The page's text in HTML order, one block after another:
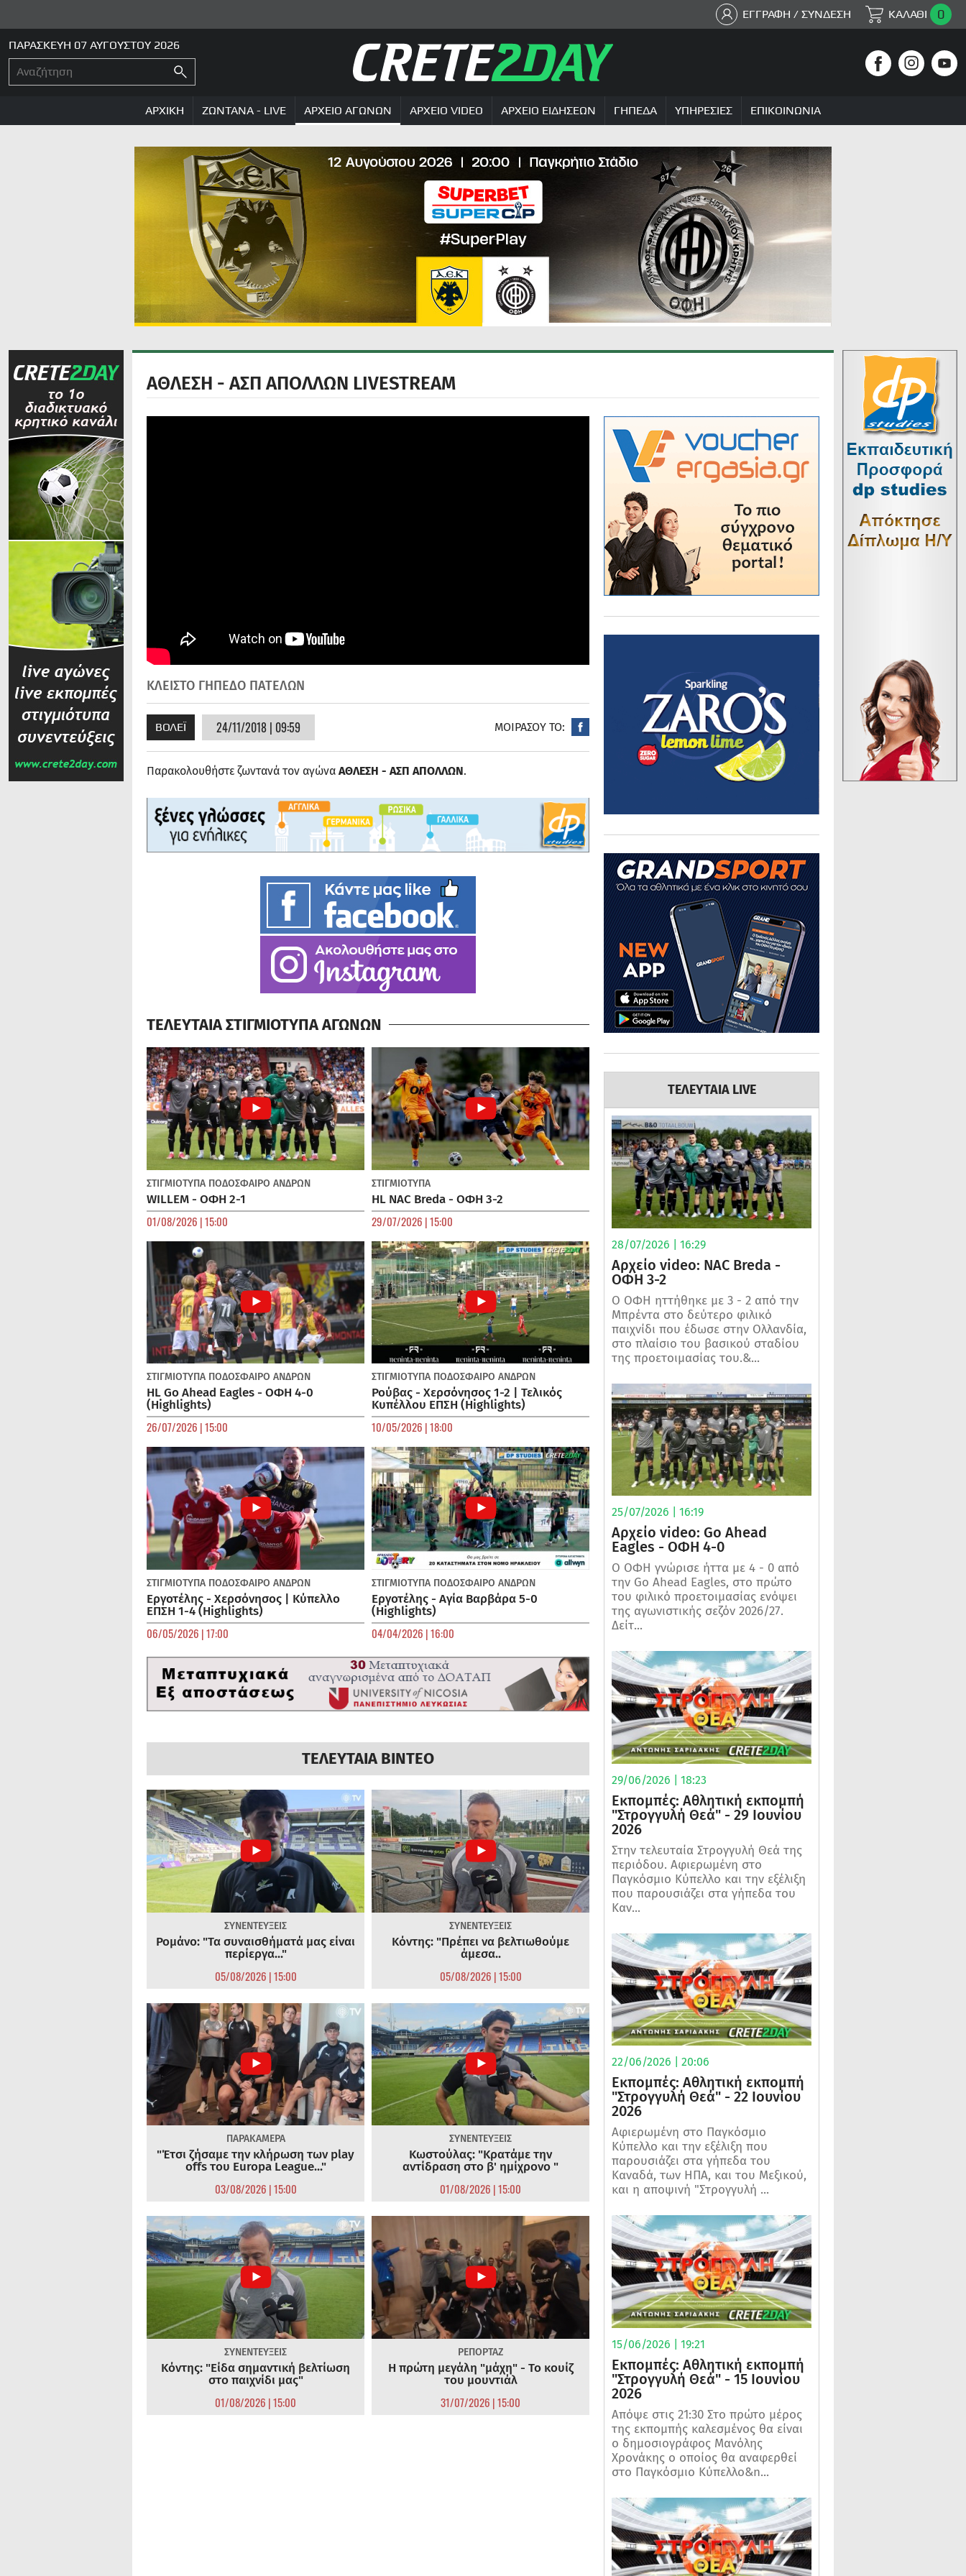
ΕΓΓΡΑΦΗ / ΣΥΝΔΕΣΗ ΚΑΛΑΘΙ 0
ΠΑΡΑΣΚΕΥΗ 07 ΑΥΓΟΥΣΤΟΥ 2026
ΑΡΧΙΚΗ ΖΩΝΤΑΝΑ - LIVE ΑΡΧΕΙΟ ΑΓΩΝΩΝ ΑΡΧΕΙΟ VIDEO ΑΡΧΕΙΟ ΕΙΔΗΣΕΩΝ ΓΗΠΕΔΑ ΥΠΗΡΕΣΙΕΣ ΕΠΙΚΟΙΝΩΝΙΑ
ΑΘΛΕΣΗ - ΑΣΠ ΑΠΟΛΛΩΝ LIVESTREAM
ΚΛΕΙΣΤΟ ΓΗΠΕΔΟ ΠΑΤΕΛΩΝ
ΒΟΛΕΪ 24/11/2018 | 09:59 ΜΟΙΡΑΣΟΥ ΤΟ:
Παρακολουθήστε ζωντανά τον αγώνα ΑΘΛΕΣΗ - ΑΣΠ ΑΠΟΛΛΩΝ.
ΤΕΛΕΥΤΑΙΑ ΣΤΙΓΜΙΟΤΥΠΑ ΑΓΩΝΩΝ
ΣΤΙΓΜΙΟΤΥΠΑ ΠΟΔΌΣΦΑΙΡΟ ΑΝΔΡΏΝ
WILLEM - ΟΦΗ 2-1
01/08/2026 | 15:00
ΣΤΙΓΜΙΟΤΥΠΑ
HL NAC Breda - ΟΦΗ 3-2
29/07/2026 | 15:00
ΣΤΙΓΜΙΟΤΥΠΑ ΠΟΔΌΣΦΑΙΡΟ ΑΝΔΡΏΝ
HL Go Ahead Eagles - ΟΦΗ 4-0
(Highlights)
26/07/2026 | 15:00
ΣΤΙΓΜΙΟΤΥΠΑ ΠΟΔΌΣΦΑΙΡΟ ΑΝΔΡΏΝ
Ρούβας - Χερσόνησος 1-2 | Τελικός
Κυπέλλου ΕΠΣΗ (Highlights)
10/05/2026 | 18:00
ΣΤΙΓΜΙΟΤΥΠΑ ΠΟΔΌΣΦΑΙΡΟ ΑΝΔΡΏΝ
Εργοτέλης - Χερσόνησος | Κύπελλο
ΕΠΣΗ 1-4 (Highlights)
06/05/2026 | 17:00
ΣΤΙΓΜΙΟΤΥΠΑ ΠΟΔΌΣΦΑΙΡΟ ΑΝΔΡΏΝ
Εργοτέλης - Αγία Βαρβάρα 5-0
(Highlights)
04/04/2026 | 16:00
ΤΕΛΕΥΤΑΙΑ ΒΙΝΤΕΟ
ΣΥΝΕΝΤΕΥΞΕΙΣ
Ρομάνο: "Τα συναισθήματά μας είναι
περίεργα..."
05/08/2026 | 15:00
ΣΥΝΕΝΤΕΥΞΕΙΣ
Κόντης: "Πρέπει να βελτιωθούμε
άμεσα..
05/08/2026 | 15:00
ΠΑΡΑΚΑΜΕΡΑ
"Έτσι ζήσαμε την κλήρωση των play
offs του Europa League..."
03/08/2026 | 15:00
ΣΥΝΕΝΤΕΥΞΕΙΣ
Κωστούλας: "Κρατάμε την
αντίδραση στο β' ημίχρονο "
01/08/2026 | 15:00
ΣΥΝΕΝΤΕΥΞΕΙΣ
Κόντης: "Είδα σημαντική βελτίωση
στο παιχνίδι μας"
01/08/2026 | 15:00
ΡΕΠΟΡΤΑΖ
Η πρώτη μεγάλη "μάχη" - Το κουίζ
του μουντιάλ
31/07/2026 | 15:00
ΤΕΛΕΥΤΑΙΑ LIVE
28/07/2026 | 16:29
Αρχείο video: NAC Breda -
ΟΦΗ 3-2
Ο ΟΦΗ ηττήθηκε με 3 - 2 από την
Μπρέντα στο δεύτερο φιλικό
παιχνίδι που έδωσε στην Ολλανδία,
στο πλαίσιο του βασικού σταδίου
της προετοιμασίας του.&...
25/07/2026 | 16:19
Αρχείο video: Go Ahead
Eagles - ΟΦΗ 4-0
Ο ΟΦΗ γνώρισε ήττα με 4 - 0 από
την Go Ahead Eagles, στο πρώτο
του φιλικό προετοιμασίας ενόψει
της αγωνιστικής σεζόν 2026/27.
Δείτ...
29/06/2026 | 18:23
Εκπομπές: Αθλητική εκπομπή
"Στρογγυλή Θεά" - 29 Ιουνίου
2026
Στην τελευταία Στρογγυλή Θεά της
περιόδου. Αφιερωμένη στο
Παγκόσμιο Κύπελλο και την εξέλιξη
που παρουσιάζει στα γήπεδα του
Καν...
22/06/2026 | 20:06
Εκπομπές: Αθλητική εκπομπή
"Στρογγυλή Θεά" - 22 Ιουνίου
2026
Αφιερωμένη στο Παγκόσμιο
Κύπελλο και την εξέλιξη που
παρουσιάζει στα γήπεδα του
Καναδά, των ΗΠΑ, και του Μεξικού,
και η αποψινή "Στρογγυλή ...
15/06/2026 | 19:21
Εκπομπές: Αθλητική εκπομπή
"Στρογγυλή Θεά" - 15 Ιουνίου
2026
Απόψε στις 21:30 Στο πρώτο μέρος
της εκπομπής καλεσμένος θα είναι
ο δημοσιογράφος Μανόλης
Χρονάκης ο οποίος θα αναφερθεί
στο Παγκόσμιο Κύπελλο&n...